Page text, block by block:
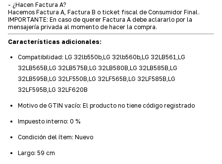
- ¿Hacen Factura A?
Hacemos Factura A, Factura B o ticket fiscal de Consumidor Final.
IMPORTANTE: En caso de querer Factura A debe aclararlo por la
mensajería privada al momento de hacer la compra.
Características adicionales:
Compatibilidad: LG 32lb550b,LG 32lb560b,LG 32LB561,LG
32LB565B,LG 32LB575B,LG 32LB580B,LG 32LB585B,LG
32LB595B,LG 32LF550B,LG 32LF565B,LG 32LF585B,LG
32LF595B,LG 32LF620B
Motivo de GTIN vacío: El producto no tiene código registrado
Impuesto interno: 0 %
Condición del ítem: Nuevo
Largo: 59 cm